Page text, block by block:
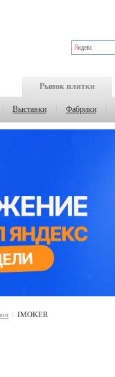
Рынок плитки
Выставки Фабрики
\ IMOKER